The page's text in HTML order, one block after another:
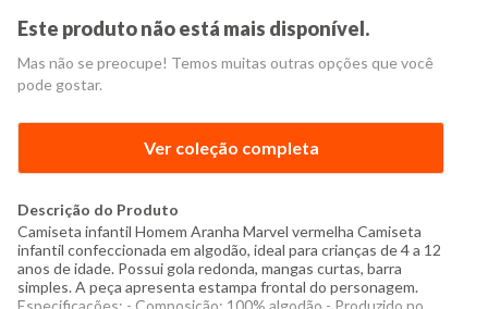
Este produto não está mais disponível.
Mas não se preocupe! Temos muitas outras opções que você
pode gostar.
Ver coleção completa
Descrição do Produto
Camiseta infantil Homem Aranha Marvel vermelha Camiseta
infantil confeccionada em algodão, ideal para crianças de 4 a 12
anos de idade. Possui gola redonda, mangas curtas, barra
simples. A peça apresenta estampa frontal do personagem.
Especificações: - Composição: 100% algodão - Produzido no